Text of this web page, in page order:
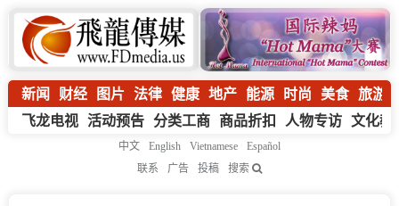
新闻 财经 图片 法律 健康 地产 能源 时尚 美食 旅游
飞龙电视 活动预告 分类工商 商品折扣 人物专访 文化教
中文 English Vietnamese
Español
联系
广告 投稿 搜索